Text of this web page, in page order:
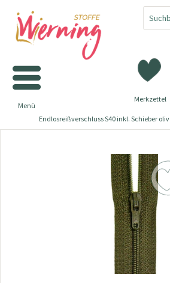
Merkzettel
Menü
Endlosreißverschluss S40 inkl. Schieber oliv